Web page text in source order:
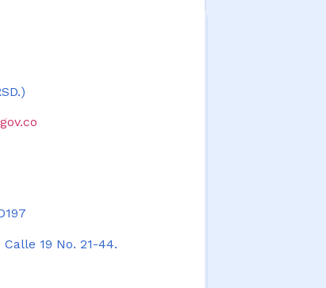
19 No. 21-44.